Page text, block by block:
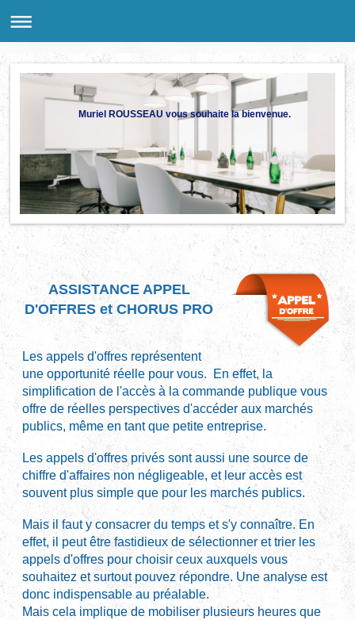
Muriel ROUSSEAU vous souhaite la bienvenue.
ASSISTANCE APPEL
D'OFFRES et CHORUS PRO
Les appels d'offres représentent
une opportunité réelle pour vous. En effet, la
simplification de l'accès à la commande publique vous
offre de réelles perspectives d'accéder aux marchés
publics, même en tant que petite entreprise.
Les appels d'offres privés sont aussi une source de
chiffre d'affaires non négligeable, et leur accès est
souvent plus simple que pour les marchés publics.
Mais il faut y consacrer du temps et s'y connaître. En
effet, il peut être fastidieux de sélectionner et trier les
appels d'offres pour choisir ceux auxquels vous
souhaitez et surtout pouvez répondre. Une analyse est
donc indispensable au préalable.
Mais cela implique de mobiliser plusieurs heures que